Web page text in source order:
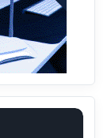
Ko je
samo ono
došli
i